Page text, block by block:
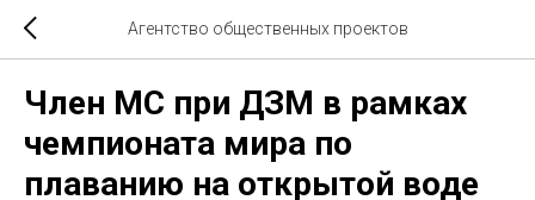
Агентство общественных проектов
Член МС при ДЗМ в рамках
чемпионата мира по
плаванию на открытой воде